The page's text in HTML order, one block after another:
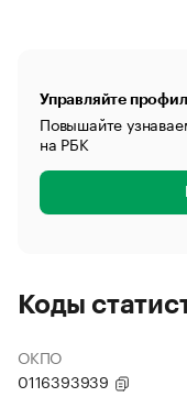
Управляйте
Повышайте
на РБК
Коды
ОКПО
0116393939